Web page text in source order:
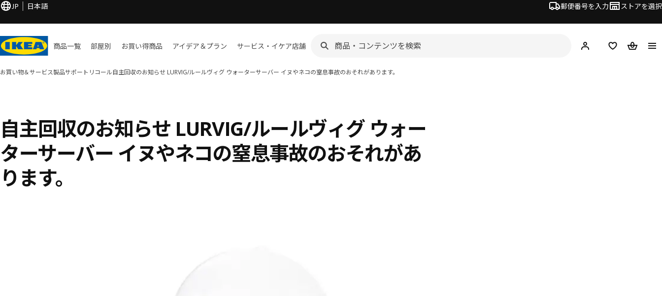
JP 日本語 郵便番号を入力 ストアを選択
商品一覧 部屋別 お買い​得商品 アイデア＆プラン サービス・イケア店舗 ログイン・新規入会
欲しいものリスト
カート
お買い物＆サービス製品サポート リコール自主回収のお知らせ LURVIG/ルールヴィグ ウォーターサーバー イヌやネコの窒息事故のおそれがあります。
自主回収のお知らせ LURVIG/ルールヴィグ ウォー
ターサーバー イヌやネコの窒息事故のおそれがあ
ります。